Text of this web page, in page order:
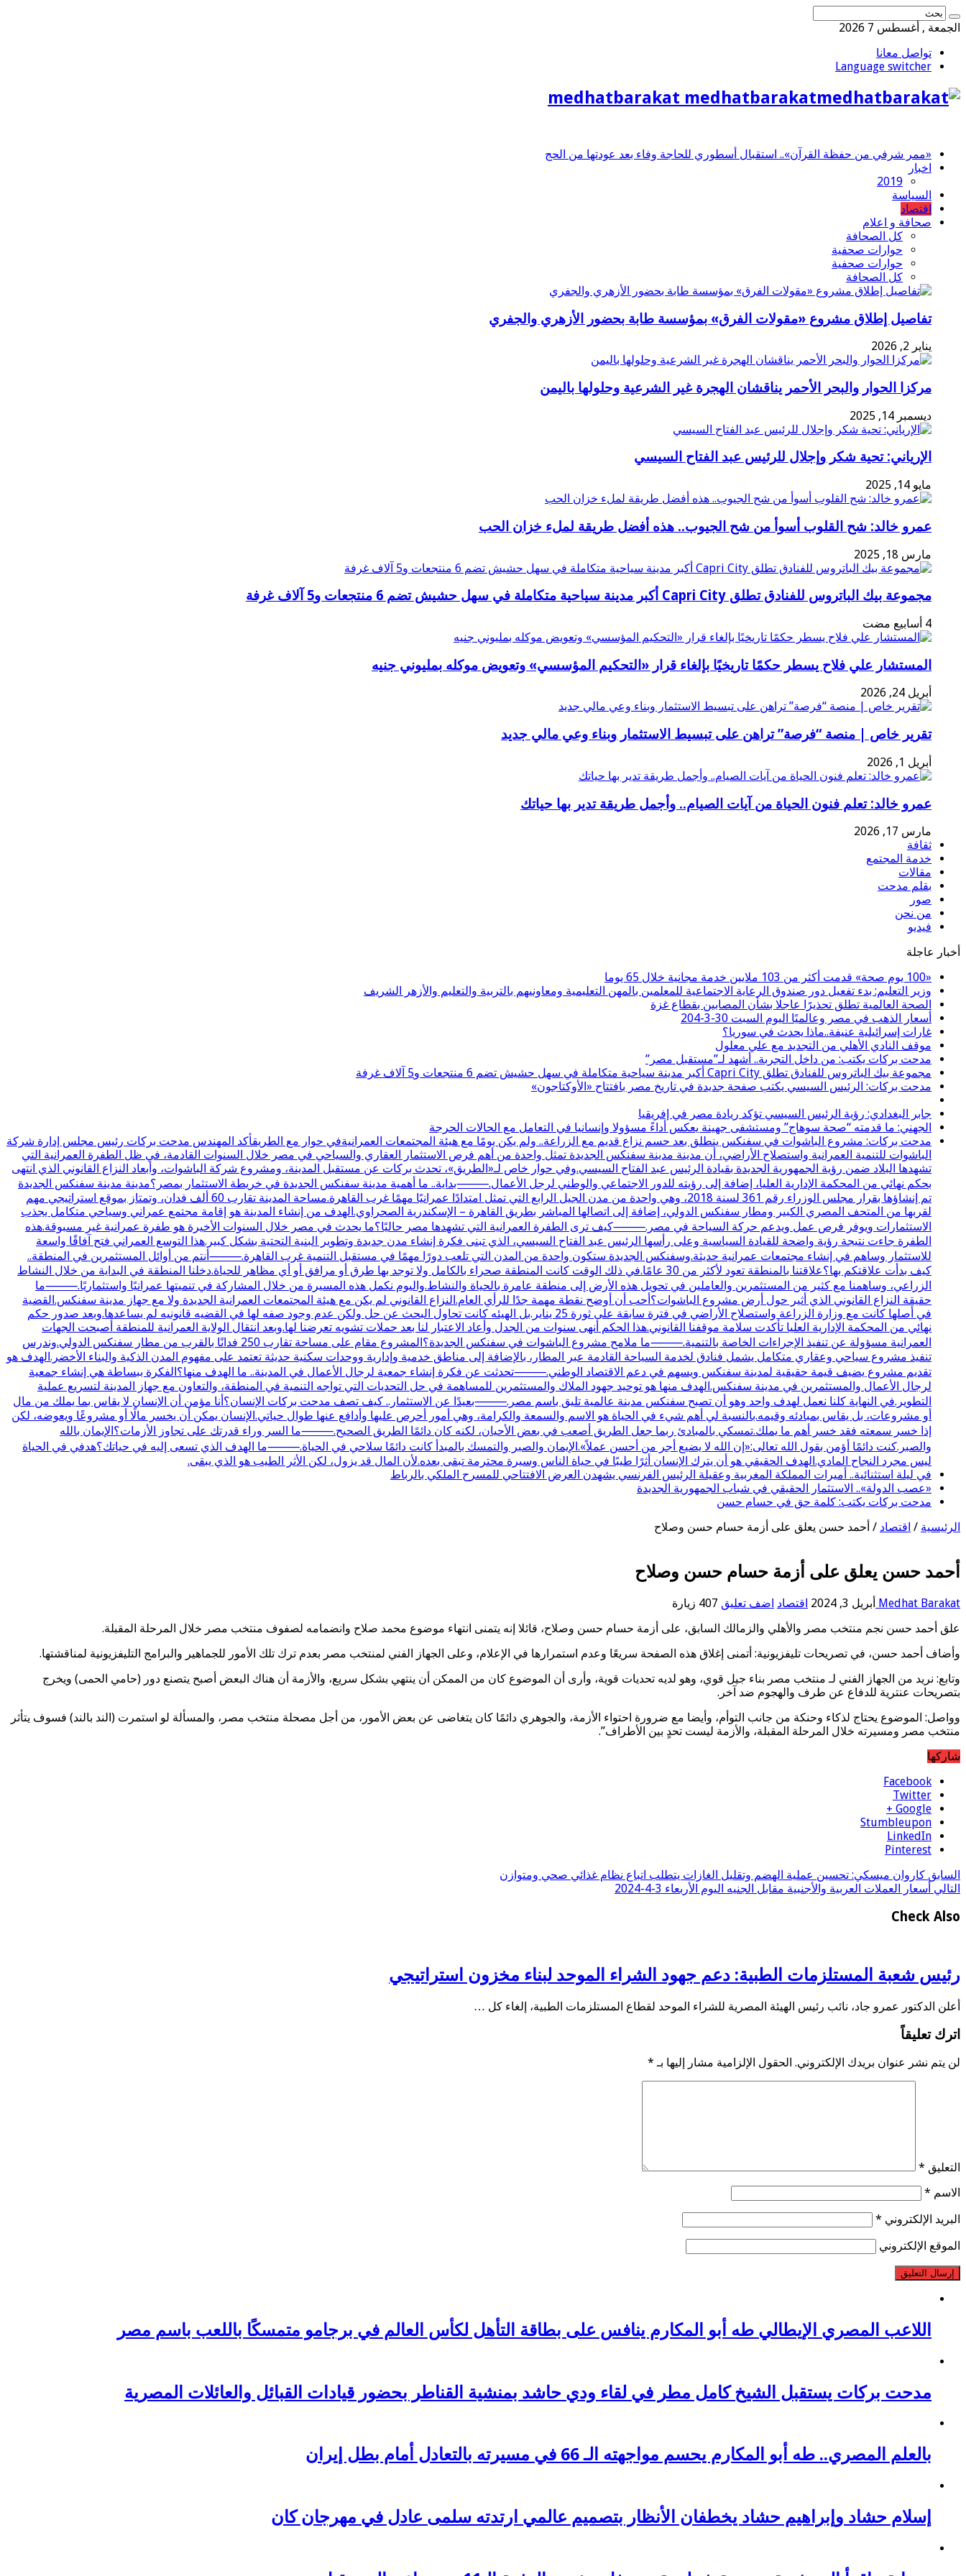
الجمعة , أغسطس 7 2026
تواصل معانا
Language switcher
medhatbarakat medhatbarakat
«ممر شرفي من حفظة القرآن».. استقبال أسطوري للحاجة وفاء بعد عودتها من الحج
اخبار
2019
السياسة
اقتصاد
صحافة و اعلام
كل الصحافة
حوارات صحفية
حوارات صحفية
كل الصحافة
تفاصيل إطلاق مشروع «مقولات الفرق» بمؤسسة طابة بحضور الأزهري والجفري
يناير 2, 2026
مركزا الحوار والبحر الأحمر يناقشان الهجرة غير الشرعية وحلولها باليمن
ديسمبر 14, 2025
الإرياني: تحية شكر وإجلال للرئيس عبد الفتاح السيسي
مايو 14, 2025
عمرو خالد: شح القلوب أسوأ من شح الجيوب.. هذه أفضل طريقة لملء خزان الحب
مارس 18, 2025
مجموعة بيك الباتروس للفنادق تطلق Capri City أكبر مدينة سياحية متكاملة في سهل حشيش تضم 6 منتجعات و5 آلاف غرفة
المستشار علي فلاح يسطر حكمًا تاريخيًا بإلغاء قرار «التحكيم المؤسسي» وتعويض موكله بمليوني جنيه
أبريل 24, 2026
تقرير خاص | منصة “فرصة” تراهن على تبسيط الاستثمار وبناء وعي مالي جديد
أبريل 1, 2026
عمرو خالد: تعلم فنون الحياة من آيات الصيام.. وأجمل طريقة تدير بها حياتك
مارس 17, 2026
ثقافة
خدمة المجتمع
مقالات
بقلم مدحت
صور
من نحن
فيديو
أخبار عاجلة
«100 يوم صحة» قدمت أكثر من 103 ملايين خدمة مجانية خلال 65 يوما
وزير التعليم: بدء تفعيل دور صندوق الرعاية الاجتماعية للمعلمين بالمهن التعليمية ومعاونيهم بالتربية والتعليم والأزهر الشريف
الصحة العالمية تطلق تحذيرًا عاجلا بشأن المصابين بقطاع غزة
أسعار الذهب في مصر وعالميًا اليوم السبت 30-3-204
غارات إسرائيلية عنيفة..ماذا يحدث في سوريا؟
موقف النادي الأهلي من التجديد مع علي معلول
مدحت بركات يكتب: من داخل التجربة.. أشهد لـ”مستقبل مصر”
مجموعة بيك الباتروس للفنادق تطلق Capri City أكبر مدينة سياحية متكاملة في سهل حشيش تضم 6 منتجعات و5 آلاف غرفة
مدحت بركات: الرئيس السيسي يكتب صفحة جديدة في تاريخ مصر بافتتاح «الأوكتاجون»
جابر البغدادي: رؤية الرئيس السيسي تؤكد ريادة مصر في إفريقيا
الجهني: ما قدمته “صحة سوهاج” ومستشفى جهينة يعكس أداءً مسؤولا وإنسانيا في التعامل مع الحالات الحرجة
مدحت بركات: مشروع الباشوات في سفنكس ينطلق بعد حسم نزاع قديم مع الزراعة.. ولم يكن يومًا مع هيئة المجتمعات العمرانيةفي حوار مع الطريقأكد المهندس مدحت بركات رئيس مجلس إدارة شركة
الباشوات للتنمية العمرانية واستصلاح الأراضي، أن مدينة مدينة سفنكس الجديدة تمثل واحدة من أهم فرص الاستثمار العقاري والسياحي في مصر خلال السنوات القادمة، في ظل الطفرة العمرانية التي
تشهدها البلاد ضمن رؤية الجمهورية الجديدة بقيادة الرئيس عبد الفتاح السيسي.وفي حوار خاص لـ«الطريق»، تحدث بركات عن مستقبل المدينة، ومشروع شركة الباشوات، وأبعاد النزاع القانوني الذي انتهى
بحكم نهائي من المحكمة الإدارية العليا، إضافة إلى رؤيته للدور الاجتماعي والوطني لرجل الأعمال.⸻بداية.. ما أهمية مدينة سفنكس الجديدة في خريطة الاستثمار بمصر؟مدينة مدينة سفنكس الجديدة
تم إنشاؤها بقرار مجلس الوزراء رقم 361 لسنة 2018، وهي واحدة من مدن الجيل الرابع التي تمثل امتدادًا عمرانيًا مهمًا غرب القاهرة.مساحة المدينة تقارب 60 ألف فدان، وتمتاز بموقع استراتيجي مهم
لقربها من المتحف المصري الكبير ومطار سفنكس الدولي، إضافة إلى اتصالها المباشر بطريق القاهرة – الإسكندرية الصحراوي.الهدف من إنشاء المدينة هو إقامة مجتمع عمراني وسياحي متكامل يجذب
الاستثمارات ويوفر فرص عمل ويدعم حركة السياحة في مصر.⸻كيف ترى الطفرة العمرانية التي تشهدها مصر حاليًا؟ما يحدث في مصر خلال السنوات الأخيرة هو طفرة عمرانية غير مسبوقة.هذه
الطفرة جاءت نتيجة رؤية واضحة للقيادة السياسية وعلى رأسها الرئيس عبد الفتاح السيسي، الذي تبنى فكرة إنشاء مدن جديدة وتطوير البنية التحتية بشكل كبير.هذا التوسع العمراني فتح آفاقًا واسعة
للاستثمار وساهم في إنشاء مجتمعات عمرانية حديثة.وسفنكس الجديدة ستكون واحدة من المدن التي تلعب دورًا مهمًا في مستقبل التنمية غرب القاهرة.⸻أنتم من أوائل المستثمرين في المنطقة..
كيف بدأت علاقتكم بها؟علاقتنا بالمنطقة تعود لأكثر من 30 عامًا.في ذلك الوقت كانت المنطقة صحراء بالكامل ولا توجد بها طرق أو مرافق أو أي مظاهر للحياة.دخلنا المنطقة في البداية من خلال النشاط
الزراعي، وساهمنا مع كثير من المستثمرين والعاملين في تحويل هذه الأرض إلى منطقة عامرة بالحياة والنشاط.واليوم نكمل هذه المسيرة من خلال المشاركة في تنميتها عمرانيًا واستثماريًا.⸻ما
حقيقة النزاع القانوني الذي أثير حول أرض مشروع الباشوات؟أحب أن أوضح نقطة مهمة جدًا للرأي العام.النزاع القانوني لم يكن مع هيئة المجتمعات العمرانية الجديدة ولا مع جهاز مدينة سفنكس.القضية
في أصلها كانت مع وزارة الزراعة واستصلاح الأراضي في فترة سابقة على ثورة 25 يناير.بل الهيئه كانت تحاول البحث عن حل ولكن عدم وجود صفه لها في القضيه قانونيه لم يساعدها.وبعد صدور حكم
نهائي من المحكمة الإدارية العليا تأكدت سلامة موقفنا القانوني.هذا الحكم أنهى سنوات من الجدل وأعاد الاعتبار لنا بعد حملات تشويه تعرضنا لها.وبعد انتقال الولاية العمرانية للمنطقة أصبحت الجهات
العمرانية مسؤولة عن تنفيذ الإجراءات الخاصة بالتنمية.⸻ما ملامح مشروع الباشوات في سفنكس الجديدة؟المشروع مقام على مساحة تقارب 250 فدانًا بالقرب من مطار سفنكس الدولي.وندرس
تنفيذ مشروع سياحي وعقاري متكامل يشمل فنادق لخدمة السياحة القادمة عبر المطار، بالإضافة إلى مناطق خدمية وإدارية ووحدات سكنية حديثة تعتمد على مفهوم المدن الذكية والبناء الأخضر.الهدف هو
تقديم مشروع يضيف قيمة حقيقية لمدينة سفنكس ويسهم في دعم الاقتصاد الوطني.⸻تحدثت عن فكرة إنشاء جمعية لرجال الأعمال في المدينة.. ما الهدف منها؟الفكرة ببساطة هي إنشاء جمعية
لرجال الأعمال والمستثمرين في مدينة سفنكس.الهدف منها هو توحيد جهود الملاك والمستثمرين للمساهمة في حل التحديات التي تواجه التنمية في المنطقة، والتعاون مع جهاز المدينة لتسريع عملية
التطوير.في النهاية كلنا نعمل لهدف واحد وهو أن تصبح سفنكس مدينة عالمية تليق باسم مصر.⸻بعيدًا عن الاستثمار.. كيف تصف مدحت بركات الإنسان؟أنا مؤمن أن الإنسان لا يقاس بما يملك من مال
أو مشروعات، بل يقاس بمبادئه وقيمه.بالنسبة لي أهم شيء في الحياة هو الاسم والسمعة والكرامة، وهي أمور أحرص عليها وأدافع عنها طوال حياتي.الإنسان يمكن أن يخسر مالًا أو مشروعًا ويعوضه، لكن
إذا خسر سمعته فقد خسر أهم ما يملك.تمسكي بالمبادئ ربما جعل الطريق أصعب في بعض الأحيان، لكنه كان دائمًا الطريق الصحيح.⸻ما السر وراء قدرتك على تجاوز الأزمات؟الإيمان بالله
والصبر.كنت دائمًا أؤمن بقول الله تعالى:«إن الله لا يضيع أجر من أحسن عملاً».الإيمان والصبر والتمسك بالمبدأ كانت دائمًا سلاحي في الحياة.⸻ما الهدف الذي تسعى إليه في حياتك؟هدفي في الحياة
ليس مجرد النجاح المادي.الهدف الحقيقي هو أن يترك الإنسان أثرًا طيبًا في حياة الناس وسيرة محترمة تبقى بعده.لأن المال قد يزول، لكن الأثر الطيب هو الذي يبقى.
في ليلة استثنائية.. أميرات المملكة المغربية وعقيلة الرئيس الفرنسي يشهدن العرض الافتتاحي للمسرح الملكي بالرباط
«عصب الدولة».. الاستثمار الحقيقي في شباب الجمهورية الجديدة
مدحت بركات يكتب: كلمة حق في حسام حسن
الرئيسية / اقتصاد / أحمد حسن يعلق على أزمة حسام حسن وصلاح
أحمد حسن يعلق على أزمة حسام حسن وصلاح
Medhat Barakat أبريل 3, 2024 اقتصاد اضف تعليق 407 زيارة
علق أحمد حسن نجم منتخب مصر والأهلي والزمالك السابق، على أزمة حسام حسن وصلاح، قائلا إنه يتمنى انتهاء موضوع محمد صلاح وانضمامه لصفوف منتخب مصر خلال المرحلة المقبلة.
وأضاف أحمد حسن، في تصريحات تليفزيونية: أتمنى إغلاق هذه الصفحة سريعًا وعدم استمرارها في الإعلام، وعلى الجهاز الفني لمنتخب مصر بعدم ترك تلك الأمور للجماهير والبرامج التليفزيونية لمناقشتها.
وتابع: نريد من الجهاز الفني لـ منتخب مصر بناء جيل قوي، وهو لديه تحديات قوية، وأرى أن الموضوع كان من الممكن أن ينتهي بشكل سريع، والأزمة أن هناك البعض أصبح يتصنع دور (حامي الحمى) ويخرج
بتصريحات عنترية للدفاع عن طرف والهجوم ضد آخر.
وواصل: الموضوع يحتاج لذكاء وحنكة من جانب التوأم، وأيضا مع ضرورة احتواء الأزمة، والجوهري دائمًا كان يتغاضى عن بعض الأمور، من أجل مصحلة منتخب مصر، والمسألة لو استمرت (الند بالند) فسوف يتأثر
منتخب مصر ومسيرته خلال المرحلة المقبلة، والأزمة ليست تحدٍ بين الأطراف”.
شاركها
Facebook
Twitter
Google +
Stumbleupon
LinkedIn
Pinterest
السابق كاروان ميسكي: تحسين عملية الهضم وتقليل الغازات يتطلب اتباع نظام غذائي صحي ومتوازن
التالي أسعار العملات العربية والأجنبية مقابل الجنيه اليوم الأربعاء 3-4-2024
Check Also
رئيس شعبة المستلزمات الطبية: دعم جهود الشراء الموحد لبناء مخزون استراتيجي
أعلن الدكتور عمرو جاد، نائب رئيس الهيئة المصرية للشراء الموحد لقطاع المستلزمات الطبية، إلغاء كل …
اترك تعليقاً
لن يتم نشر عنوان بريدك الإلكتروني. الحقول الإلزامية مشار إليها بـ *
التعليق *
الاسم *
البريد الإلكتروني *
الموقع الإلكتروني
اللاعب المصري الإيطالي طه أبو المكارم ينافس على بطاقة التأهل لكأس العالم في برجامو متمسكًا باللعب باسم مصر
مدحت بركات يستقبل الشيخ كامل مطر في لقاء ودي حاشد بمنشية القناطر بحضور قيادات القبائل والعائلات المصرية
بالعلم المصري.. طه أبو المكارم يحسم مواجهته الـ 66 في مسيرته بالتعادل أمام بطل إيران
إسلام حشاد وإبراهيم حشاد يخطفان الأنظار بتصميم عالمي ارتدته سلمى عادل في مهرجان كان